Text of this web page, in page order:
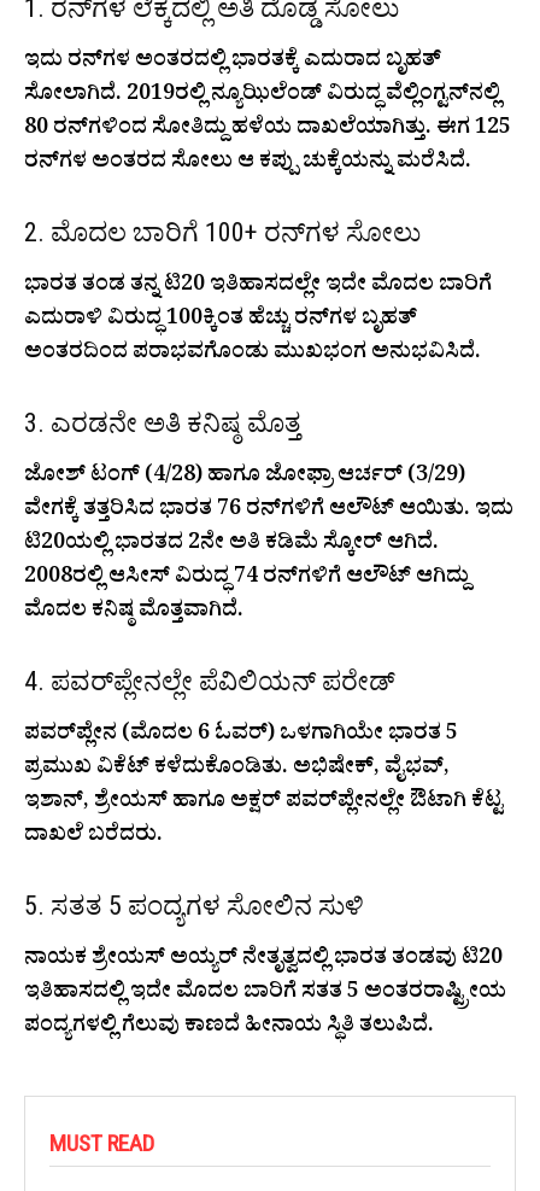
1. ರನ್‌ಗಳ ಲೆಕ್ಕದಲ್ಲಿ ಅತಿ ದೊಡ್ಡ ಸೋಲು
ಇದು ರನ್‌ಗಳ ಅಂತರದಲ್ಲಿ ಭಾರತಕ್ಕೆ ಎದುರಾದ ಬೃಹತ್
ಸೋಲಾಗಿದೆ. 2019ರಲ್ಲಿ ನ್ಯೂಝಿಲೆಂಡ್ ವಿರುದ್ಧ ವೆಲ್ಲಿಂಗ್ಟನ್‌ನಲ್ಲಿ
80 ರನ್‌ಗಳಿಂದ ಸೋತಿದ್ದು ಹಳೆಯ ದಾಖಲೆಯಾಗಿತ್ತು. ಈಗ 125
ರನ್‌ಗಳ ಅಂತರದ ಸೋಲು ಆ ಕಪ್ಪು ಚುಕ್ಕೆಯನ್ನು ಮರೆಸಿದೆ.
2. ಮೊದಲ ಬಾರಿಗೆ 100+ ರನ್‌ಗಳ ಸೋಲು
ಭಾರತ ತಂಡ ತನ್ನ ಟಿ20 ಇತಿಹಾಸದಲ್ಲೇ ಇದೇ ಮೊದಲ ಬಾರಿಗೆ
ಎದುರಾಳಿ ವಿರುದ್ಧ 100ಕ್ಕಿಂತ ಹೆಚ್ಚು ರನ್‌ಗಳ ಬೃಹತ್
ಅಂತರದಿಂದ ಪರಾಭವಗೊಂಡು ಮುಖಭಂಗ ಅನುಭವಿಸಿದೆ.
3. ಎರಡನೇ ಅತಿ ಕನಿಷ್ಠ ಮೊತ್ತ
ಜೋಶ್ ಟಂಗ್ (4/28) ಹಾಗೂ ಜೋಫ್ರಾ ಆರ್ಚರ್ (3/29)
ವೇಗಕ್ಕೆ ತತ್ತರಿಸಿದ ಭಾರತ 76 ರನ್‌ಗಳಿಗೆ ಆಲೌಟ್ ಆಯಿತು. ಇದು
ಟಿ20ಯಲ್ಲಿ ಭಾರತದ 2ನೇ ಅತಿ ಕಡಿಮೆ ಸ್ಕೋರ್ ಆಗಿದೆ.
2008ರಲ್ಲಿ ಆಸೀಸ್ ವಿರುದ್ಧ 74 ರನ್‌ಗಳಿಗೆ ಆಲೌಟ್ ಆಗಿದ್ದು
ಮೊದಲ ಕನಿಷ್ಠ ಮೊತ್ತವಾಗಿದೆ.
4. ಪವರ್‌ಪ್ಲೇನಲ್ಲೇ ಪೆವಿಲಿಯನ್ ಪರೇಡ್
ಪವರ್‌ಪ್ಲೇನ (ಮೊದಲ 6 ಓವರ್) ಒಳಗಾಗಿಯೇ ಭಾರತ 5
ಪ್ರಮುಖ ವಿಕೆಟ್ ಕಳೆದುಕೊಂಡಿತು. ಅಭಿಷೇಕ್, ವೈಭವ್,
ಇಶಾನ್, ಶ್ರೇಯಸ್ ಹಾಗೂ ಅಕ್ಷರ್ ಪವರ್‌ಪ್ಲೇನಲ್ಲೇ ಔಟಾಗಿ ಕೆಟ್ಟ
ದಾಖಲೆ ಬರೆದರು.
5. ಸತತ 5 ಪಂದ್ಯಗಳ ಸೋಲಿನ ಸುಳಿ
ನಾಯಕ ಶ್ರೇಯಸ್ ಅಯ್ಯರ್ ನೇತೃತ್ವದಲ್ಲಿ ಭಾರತ ತಂಡವು ಟಿ20
ಇತಿಹಾಸದಲ್ಲಿ ಇದೇ ಮೊದಲ ಬಾರಿಗೆ ಸತತ 5 ಅಂತರರಾಷ್ಟ್ರೀಯ
ಪಂದ್ಯಗಳಲ್ಲಿ ಗೆಲುವು ಕಾಣದೆ ಹೀನಾಯ ಸ್ಥಿತಿ ತಲುಪಿದೆ.
MUST READ